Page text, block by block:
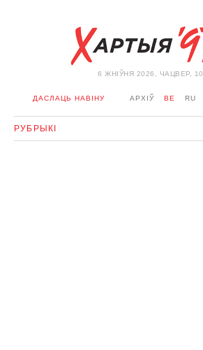
6 ЖНIЎНЯ 2026, ЧАЦВЕР,
ДАСЛАЦЬ НАВІНУ АРХІЎ BE RU
РУБРЫКІ